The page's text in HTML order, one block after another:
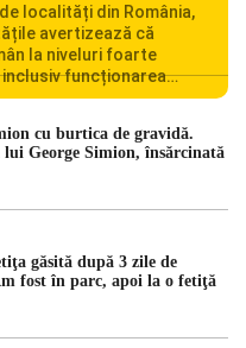
localități din România,
avertizează că
la niveluri foarte
funcționarea
România se confruntă
din punct de vedere
cu burtica de gravidă.
George Simion, însărcinată
găsită după 3 zile de
fost în parc, apoi la o fetiţă